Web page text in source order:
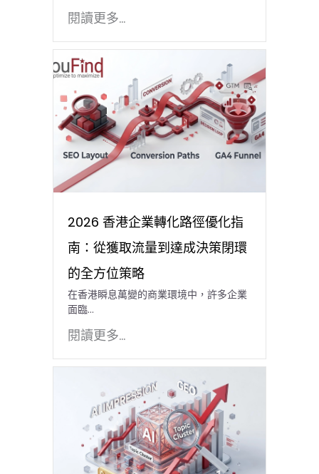
閱讀更多...
2026 香港企業轉化路徑優化指
南：從獲取流量到達成決策閉環
的全方位策略
在香港瞬息萬變的商業環境中，許多企業
面臨…
閱讀更多...